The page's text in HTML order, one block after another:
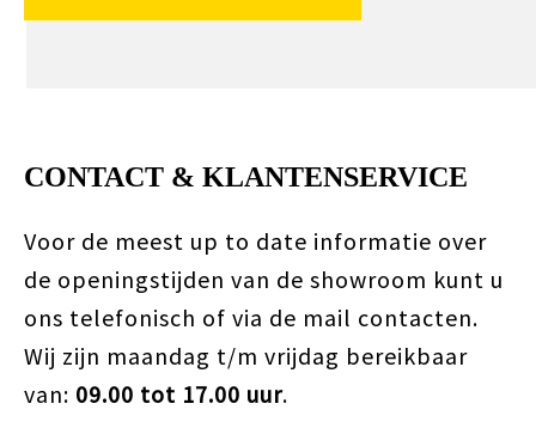
CONTACT & KLANTENSERVICE
Voor de meest up to date informatie over
de openingstijden van de showroom kunt u
ons telefonisch of via de mail contacten.
Wij zijn maandag t/m vrijdag bereikbaar
van: 09.00 tot 17.00 uur.